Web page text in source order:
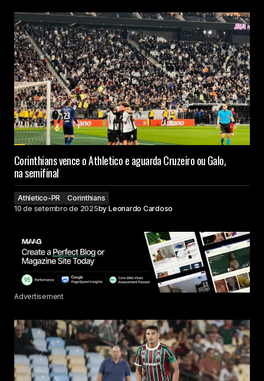
Corinthians vence o Athletico e aguarda Cruzeiro ou Galo,
na semifinal
Athletico-PR
Corinthians
10 de setembro de 2025by Leonardo Cardoso
Advertisement